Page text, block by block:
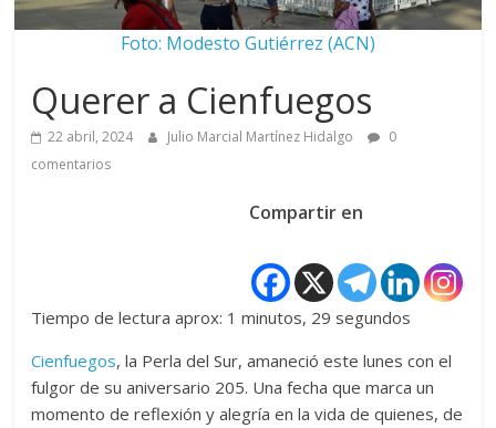
Foto: Modesto Gutiérrez (ACN)
Querer a Cienfuegos
22 abril, 2024 Julio Marcial Martínez Hidalgo
0
comentarios
Compartir en
Tiempo de lectura aprox: 1 minutos, 29 segundos
Cienfuegos, la Perla del Sur, amaneció este lunes con el
fulgor de su aniversario 205. Una fecha que marca un
momento de reflexión y alegría en la vida de quienes, de